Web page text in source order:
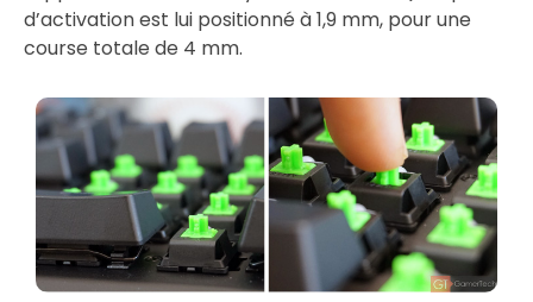
d’activation est lui positionné à 1,9 mm, pour une
course totale de 4 mm.